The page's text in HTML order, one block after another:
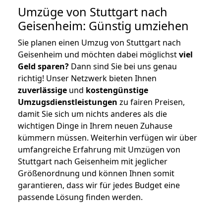
Umzüge von Stuttgart nach
Geisenheim: Günstig umziehen
Sie planen einen Umzug von Stuttgart nach
Geisenheim und möchten dabei möglichstviel
Geld sparen? Dann sind Sie bei uns genau
richtig! Unser Netzwerk bieten Ihnen
zuverlässige und kostengünstige
Umzugsdienstleistungen zu fairen Preisen,
damit Sie sich um nichts anderes als die
wichtigen Dinge in Ihrem neuen Zuhause
kümmern müssen. Weiterhin verfügen wir über
umfangreiche Erfahrung mit Umzügen von
Stuttgart nach Geisenheim mit jeglicher
Größenordnung und können Ihnen somit
garantieren, dass wir für jedes Budget eine
passende Lösung finden werden.